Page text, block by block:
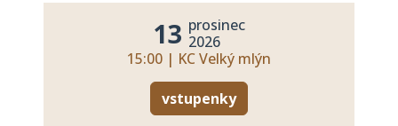
13 prosinec
2026
15:00 | KC Velký mlýn
vstupenky